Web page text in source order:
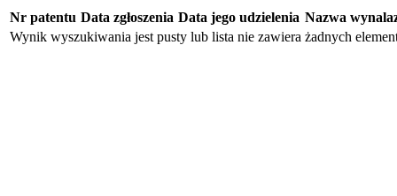
Nr patentu Data zgłoszenia Data jego udzielenia Nazwa
Wynik wyszukiwania jest pusty lub lista nie zawiera żadnych